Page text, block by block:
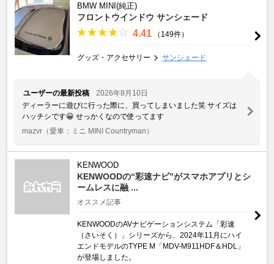
BMW MINI(純正)
フロントウインドウ サンシェード
4.41 （149件）
グッズ・アクセサリー サンシェード
ユーザーの最新投稿
2026年8月10日
ディーラーに遊びに行った際に、買ってしまいました笑 サイズは
ハッチシです😀 せっかくなので使ってます
mazvr （愛車：ミニ MINI Countryman）
KENWOOD
KENWOODの“彩速ナビ”がスマホアプリとシ
ームレスに融 ...
オススメ記事
KENWOODのAVナビゲーションシステム「彩速
（さいそく）」シリーズから、2024年11月にハイ
エンドモデルのTYPE M「MDV-M911HDF＆HDL」
が登場しました。